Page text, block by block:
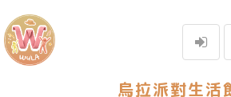
烏拉派對生活館